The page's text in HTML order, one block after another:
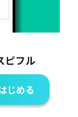
ピフル
じめる